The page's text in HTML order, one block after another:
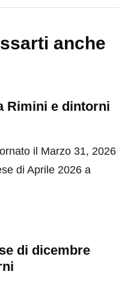
anche
Rimini e dintorni
il Marzo 31, 2026
di Aprile 2026 a
di dicembre